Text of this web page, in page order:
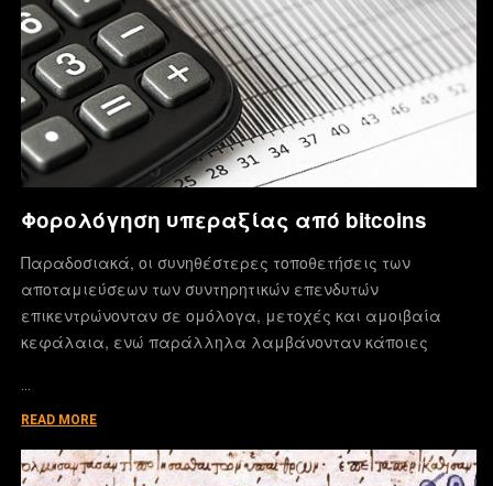
Φορολόγηση υπεραξίας από bitcoins
Παραδοσιακά, οι συνηθέστερες τοποθετήσεις των
αποταμιεύσεων των συντηρητικών επενδυτών
επικεντρώνονταν σε ομόλογα, μετοχές και αμοιβαία
κεφάλαια, ενώ παράλληλα λαμβάνονταν κάποιες
…
READ MORE